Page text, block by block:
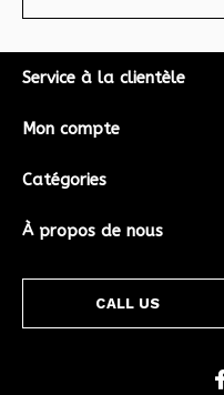
Service à la clientèle
Mon compte
Catégories
À propos de nous
CALL US